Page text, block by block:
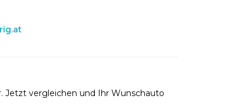
Jetzt vergleichen und Ihr Wunschauto